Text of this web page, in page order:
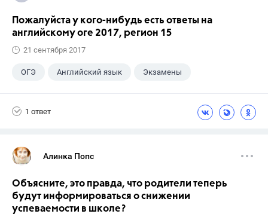
Пожалуйста у кого-нибудь есть ответы на
английскому оге 2017, регион 15
21 сентября 2017
ОГЭ Английский язык Экзамены
1 ответ
Алинка Попс
Объясните, это правда, что родители теперь
будут информироваться о снижении
успеваемости в школе?